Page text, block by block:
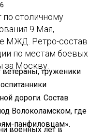
столичному
9 Мая,
МЖД. Ретро-состав
по местам боевых
за Москву.
ветераны, труженики
дороги. Состав
Волоколамском, где
панфиловцам».
военных лет в